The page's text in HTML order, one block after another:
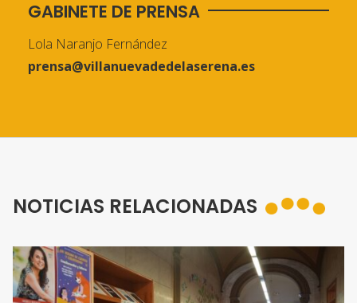
GABINETE DE PRENSA
Lola Naranjo Fernández
prensa@villanuevadedelaserena.es
NOTICIAS RELACIONADAS